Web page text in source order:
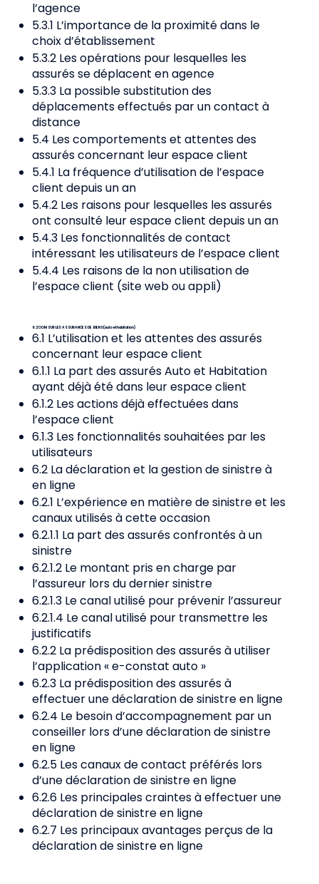
l’agence
5.3.1 L’importance de la proximité dans le
choix d’établissement
5.3.2 Les opérations pour lesquelles les
assurés se déplacent en agence
5.3.3 La possible substitution des
déplacements effectués par un contact à
distance
5.4 Les comportements et attentes des
assurés concernant leur espace client
5.4.1 La fréquence d’utilisation de l’espace
client depuis un an
5.4.2 Les raisons pour lesquelles les assurés
ont consulté leur espace client depuis un an
5.4.3 Les fonctionnalités de contact
intéressant les utilisateurs de l’espace client
5.4.4 Les raisons de la non utilisation de
l’espace client (site web ou appli)
6. ZOOM SUR LES ASSURANCES DE BIENS (auto et habitation)
6.1 L’utilisation et les attentes des assurés
concernant leur espace client
6.1.1 La part des assurés Auto et Habitation
ayant déjà été dans leur espace client
6.1.2 Les actions déjà effectuées dans
l’espace client
6.1.3 Les fonctionnalités souhaitées par les
utilisateurs
6.2 La déclaration et la gestion de sinistre à
en ligne
6.2.1 L’expérience en matière de sinistre et les
canaux utilisés à cette occasion
6.2.1.1 La part des assurés confrontés à un
sinistre
6.2.1.2 Le montant pris en charge par
l’assureur lors du dernier sinistre
6.2.1.3 Le canal utilisé pour prévenir l’assureur
6.2.1.4 Le canal utilisé pour transmettre les
justificatifs
6.2.2 La prédisposition des assurés à utiliser
l’application « e-constat auto »
6.2.3 La prédisposition des assurés à
effectuer une déclaration de sinistre en ligne
6.2.4 Le besoin d’accompagnement par un
conseiller lors d’une déclaration de sinistre
en ligne
6.2.5 Les canaux de contact préférés lors
d’une déclaration de sinistre en ligne
6.2.6 Les principales craintes à effectuer une
déclaration de sinistre en ligne
6.2.7 Les principaux avantages perçus de la
déclaration de sinistre en ligne